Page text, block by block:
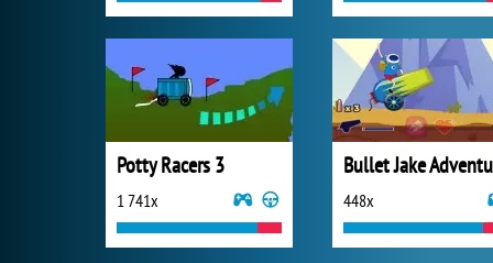
Potty Racers 3
1 741x
Bullet Jake
448x